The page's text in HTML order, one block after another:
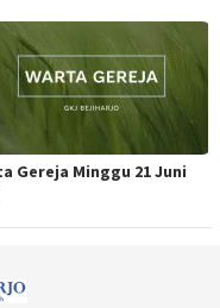
Gereja Minggu 21 Juni